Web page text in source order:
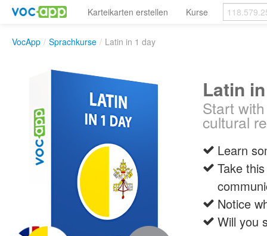
Karteikarten erstellen Kurse
VocApp / Sprachkurse / Latin in 1 day
Latin
Start
cultural
Learn
Take
Notice
Will you